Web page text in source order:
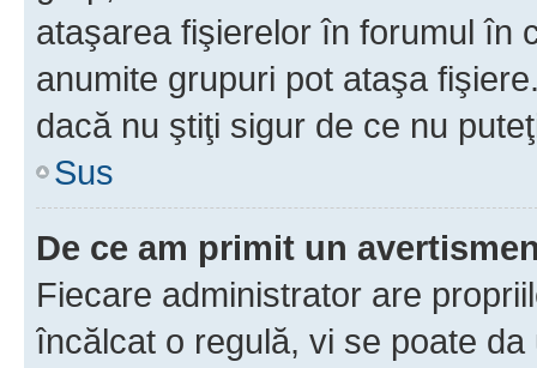
ataşarea fişierelor în forumul în
anumite grupuri pot ataşa
dacă nu ştiţi sigur de ce nu
Sus
De ce am primit un
Fiecare administrator are
încălcat o regulă, vi se poate